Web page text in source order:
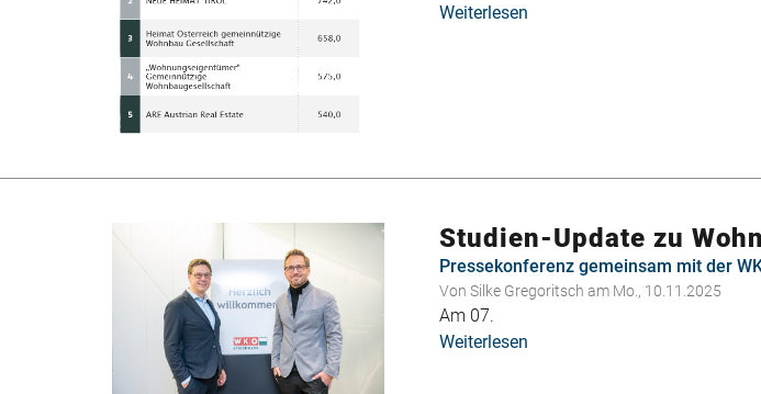
Weiterlesen
Studien-Update zu
Pressekonferenz gemeinsam mit der
Von Silke Gregoritsch am Mo., 10.11.2025
Am 07.
Weiterlesen